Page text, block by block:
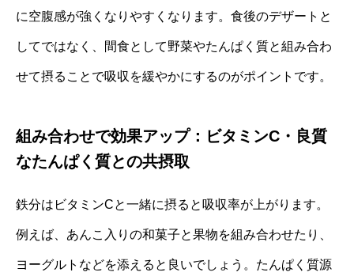
に空腹感が強くなりやすくなります。食後のデザートと
してではなく、間食として野菜やたんぱく質と組み合わ
せて摂ることで吸収を緩やかにするのがポイントです。
組み合わせで効果アップ：ビタミンC・良質
なたんぱく質との共摂取
鉄分はビタミンCと一緒に摂ると吸収率が上がります。
例えば、あんこ入りの和菓子と果物を組み合わせたり、
ヨーグルトなどを添えると良いでしょう。たんぱく質源